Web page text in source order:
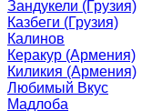
Зандукели (Грузия)
Казбеги (Грузия)
Калинов
Керакур (Армения)
Киликия (Армения)
Любимый Вкус
Мадлоба